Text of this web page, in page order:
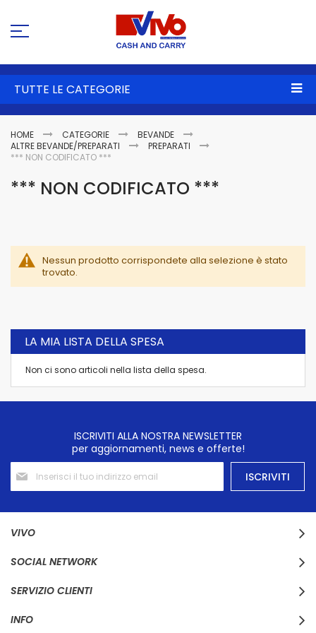
TUTTE LE CATEGORIE
HOME CATEGORIE
BEVANDE
ALTRE BEVANDE/PREPARATI
PREPARATI
*** NON CODIFICATO ***
*** NON CODIFICATO ***
Nessun prodotto corrispondete alla selezione è stato
trovato.
LA MIA LISTA DELLA SPESA
Non ci sono articoli nella lista della spesa.
ISCRIVITI ALLA NOSTRA NEWSLETTER
per aggiornamenti, news e offerte!
Iscriviti
alla
nostra
ISCRIVITI
VIVO
SOCIAL NETWORK
SERVIZIO CLIENTI
INFO